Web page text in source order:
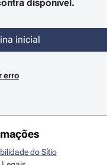
disponível.
inicial
erro
do Sítio